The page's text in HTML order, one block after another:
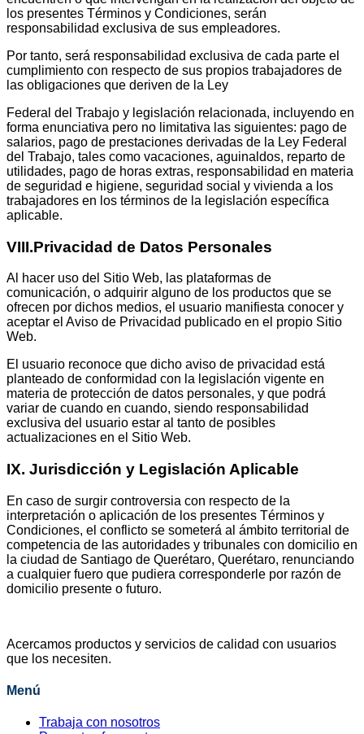
los presentes Términos y Condiciones, serán
responsabilidad exclusiva de sus empleadores.
Por tanto, será responsabilidad exclusiva de cada parte el
cumplimiento con respecto de sus propios trabajadores de
las obligaciones que deriven de la Ley
Federal del Trabajo y legislación relacionada, incluyendo en
forma enunciativa pero no limitativa las siguientes: pago de
salarios, pago de prestaciones derivadas de la Ley Federal
del Trabajo, tales como vacaciones, aguinaldos, reparto de
utilidades, pago de horas extras, responsabilidad en materia
de seguridad e higiene, seguridad social y vivienda a los
trabajadores en los términos de la legislación específica
aplicable.
VIII.Privacidad de Datos Personales
Al hacer uso del Sitio Web, las plataformas de
comunicación, o adquirir alguno de los productos que se
ofrecen por dichos medios, el usuario manifiesta conocer y
aceptar el Aviso de Privacidad publicado en el propio Sitio
Web.
El usuario reconoce que dicho aviso de privacidad está
planteado de conformidad con la legislación vigente en
materia de protección de datos personales, y que podrá
variar de cuando en cuando, siendo responsabilidad
exclusiva del usuario estar al tanto de posibles
actualizaciones en el Sitio Web.
IX. Jurisdicción y Legislación Aplicable
En caso de surgir controversia con respecto de la
interpretación o aplicación de los presentes Términos y
Condiciones, el conflicto se someterá al ámbito territorial de
competencia de las autoridades y tribunales con domicilio en
la ciudad de Santiago de Querétaro, Querétaro, renunciando
a cualquier fuero que pudiera corresponderle por razón de
domicilio presente o futuro.
Acercamos productos y servicios de calidad con usuarios
que los necesiten.
Menú
Trabaja con nosotros